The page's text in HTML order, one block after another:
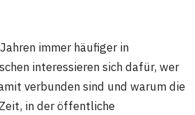
immer häufiger in
interessieren sich dafür, wer
verbunden sind und warum die
in der öffentliche